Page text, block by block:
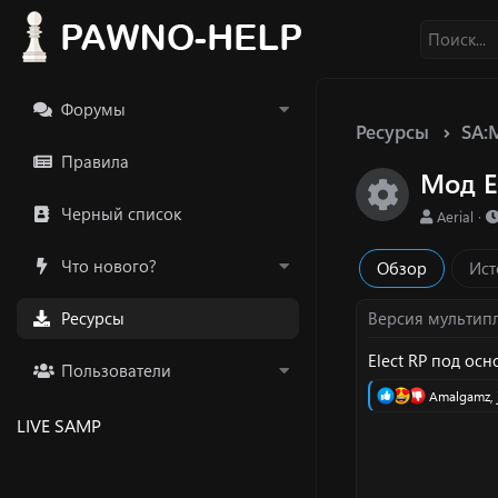
Форумы
Правила
Черный список
Что нового?
Ресурсы
Пользователи
LIVE SAMP
Ресурсы
Мод
А
т
о
Aerial
Обзор
Версия
Elect RP под
Р
Amalgamz,